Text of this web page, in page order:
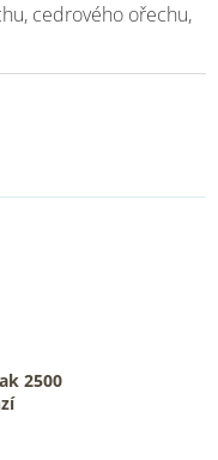
cedrového ořechu,
2500